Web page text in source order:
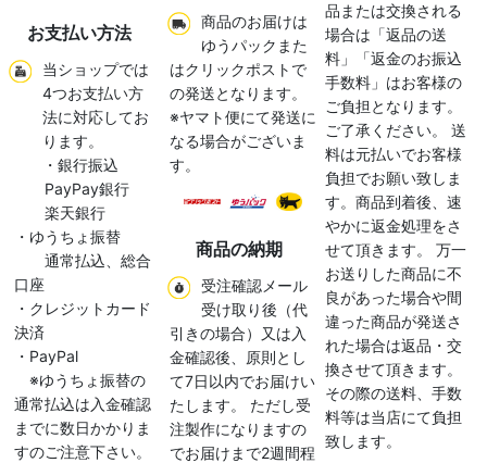
お支払い方法
当ショップでは
4つお支払い方
法に対応してお
ります。
・銀行振込
PayPay銀行
楽天銀行
・ゆうちょ振替
通常払込、総合
口座
・クレジットカード
決済
・PayPal
※ゆうちょ振替の
通常払込は入金確認
までに数日かかりま
すのご注意下さい。
商品のお届けは
ゆうパックまた
はクリックポストで
の発送となります。
※ヤマト便にて発送に
なる場合がございま
す。
商品の納期
受注確認メール
受け取り後（代
引きの場合）又は入
金確認後、原則とし
て7日以内でお届けい
たします。 ただし受
注製作になりますの
でお届けまで2週間程
品または交換される
場合は「返品の送
料」「返金のお振込
手数料」はお客様の
ご負担となります。
ご了承ください。 送
料は元払いでお客様
負担でお願い致しま
す。商品到着後、速
やかに返金処理をさ
せて頂きます。 万一
お送りした商品に不
良があった場合や間
違った商品が発送さ
れた場合は返品・交
換させて頂きます。
その際の送料、手数
料等は当店にて負担
致します。